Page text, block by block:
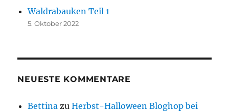
Waldrabauken Teil 1
5. Oktober 2022
NEUESTE KOMMENTARE
Bettina zuHerbst-Halloween Bloghop bei